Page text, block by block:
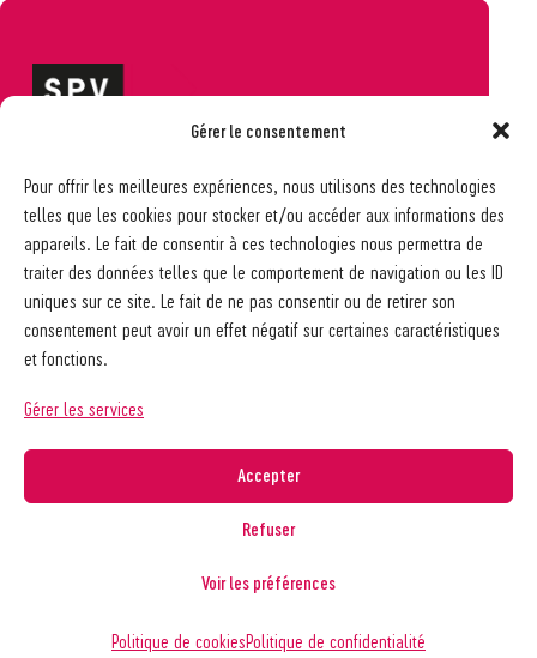
Gérer le consentement
Pour offrir les meilleures expériences, nous utilisons des technologies
telles que les cookies pour stocker et/ou accéder aux informations des
appareils. Le fait de consentir à ces technologies nous permettra de
traiter des données telles que le comportement de navigation ou les ID
uniques sur ce site. Le fait de ne pas consentir ou de retirer son
consentement peut avoir un effet négatif sur certaines caractéristiques
et fonctions.
Gérer les services
Accepter
Refuser
Voir les préférences
Politique de cookiesPolitique de confidentialité
Ch. des Allinges 2
1006 Lausanne
021 617 65 59
info@spv-vd.ch
FAQ
Les associations
Nos guides pratiques
agence web troisdeuxun.ch